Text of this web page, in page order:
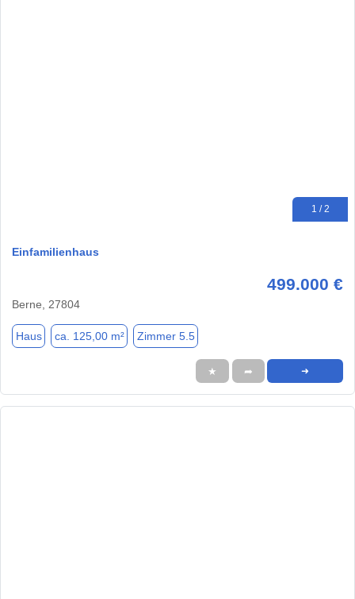
1 / 2
Einfamilienhaus
499.000 €
Berne, 27804
Haus ca. 125,00 m² Zimmer 5.5
★ ➦ ➜